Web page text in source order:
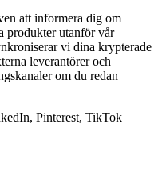
att informera dig om
produkter utanför vår
vi dina krypterade
leverantörer och
om du redan
Pinterest, TikTok